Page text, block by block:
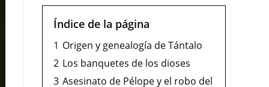
Índice de la página
1 Origen y genealogía de Tántalo
2 Los banquetes de los dioses
3 Asesinato de Pélope y el robo del